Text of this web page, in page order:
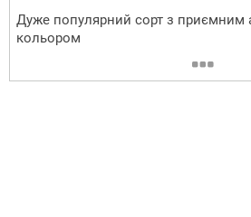
Дуже популярний сорт з приємним
кольором